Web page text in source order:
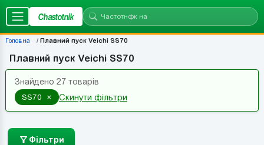
Chastotnik
Головна Плавний пуск Veichi SS70
Плавний пуск Veichi SS70
Знайдено 27 товарів
SS70
× Скинути фільтри
Фільтри